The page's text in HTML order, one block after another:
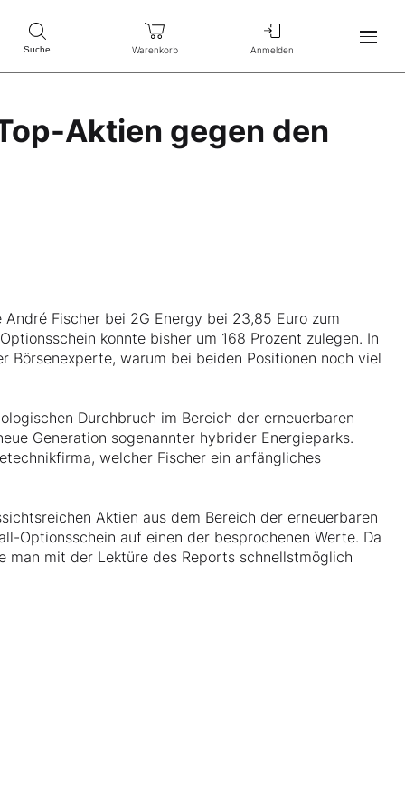
Suche Warenkorb Anmelden
Aktien gegen den
Fischer bei 2G Energy bei 23,85 Euro zum
konnte bisher um 168 Prozent zulegen. In
Börsenexperte, warum bei beiden Positionen noch viel
Durchbruch im Bereich der erneuerbaren
Generation sogenannter hybrider Energieparks.
welcher Fischer ein anfängliches
Aktien aus dem Bereich der erneuerbaren
Optionsschein auf einen der besprochenen Werte. Da
man mit der Lektüre des Reports schnellstmöglich